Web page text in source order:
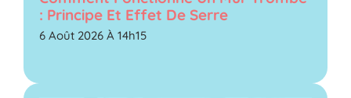
: Principe Et Effet De Serre
6 Août 2026 À 14h15